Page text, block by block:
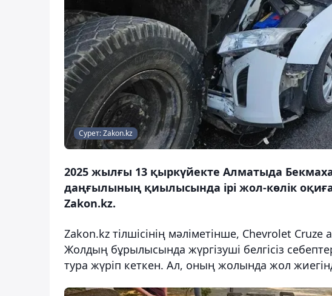
Сурет: Zakon.kz
2025 жылғы 13 қыркүйекте Алматыда
даңғылының қиылысында ірі жол-көлік
Zakon.kz.
Zakon.kz тілшісінің мәліметінше, Chevrolet
Жолдың бұрылысында жүргізуші белгісіз
тура жүріп кеткен. Ал, оның жолында жол